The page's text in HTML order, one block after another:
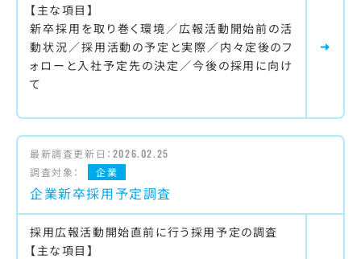
【主な項目】
新卒採用を取り巻く環境／広報活動開始前の活
動状況／採用活動の予定と実際／内々定後のフ
ォローと入社予定先の決定／今後の採用に向け
て
最新調査更新日： 2026.02.25
調査対象：
企業
企業新卒採用予定調査
採用広報活動開始直前に行う採用予定の調査
【主な項目】